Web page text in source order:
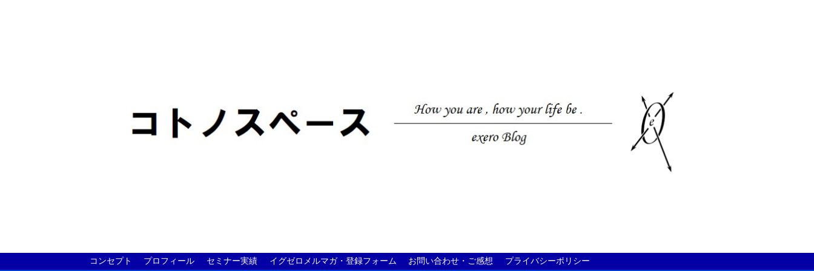
コンセプト プロフィール セミナー実績 イグゼロメルマガ・登録フォーム お問い合わせ・ご感想 プライバシーポリシー